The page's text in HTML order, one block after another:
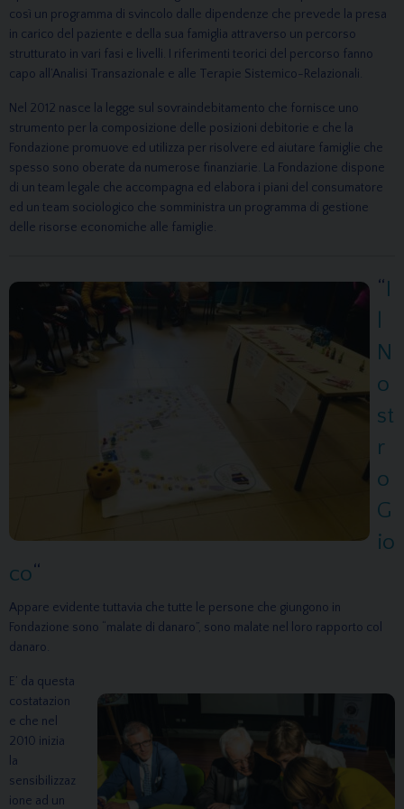
così un programma di svinco lo dalle dipendenze che prevede la presa
in carico del paziente e della sua famiglia attraverso un percorso
strutturato in vari fasi e livelli. I riferimenti teorici del percorso fanno
capo all’Analisi Transazionale e alle Terapie Sistemico-Relazionali.
Nel 2012 nasce la legge sul sovraindebitamento che fornisce uno
strumento per la composizione delle posizioni debitorie e che la
Fondazione promuove ed utilizza per risolvere ed aiutare famiglie che
spesso sono oberate da numerose finanziarie. La Fondazione dispone
di un team legale che accompagna ed elabora i piani del consumatore
ed un team sociologico che somministra un programma di gestione
delle risorse economiche alle famiglie.
“I
l
N
o
st
r
o
G
io
co“
Appare evidente tuttavia che tutte le persone che giungono in
Fondazione sono “malate di danaro”, sono malate nel loro rapporto col
danaro.
E’ da questa
costatazion
e che nel
2010 inizia
la
sensibilizzaz
ione ad un